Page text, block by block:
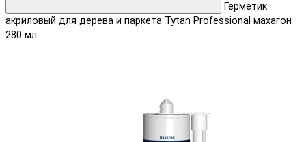
Герметик
акриловый для дерева и паркета Tytan Professional махагон
280 мл